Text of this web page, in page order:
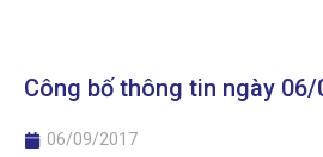
Công bố thông tin ngày
06/09/2017